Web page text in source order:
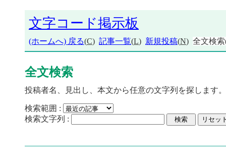
文字コード掲示板
(ホームへ) 戻る(C) 記事一覧(L) 新規投稿(N) 全文検
全文検索
投稿者名、見出し、本文から任意の文字列を探します。
検索範囲 :
検索文字列 :